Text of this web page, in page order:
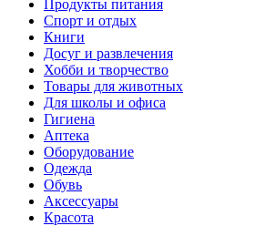
Продукты питания
Спорт и отдых
Книги
Досуг и развлечения
Хобби и творчество
Товары для животных
Для школы и офиса
Гигиена
Аптека
Оборудование
Одежда
Обувь
Аксессуары
Красота